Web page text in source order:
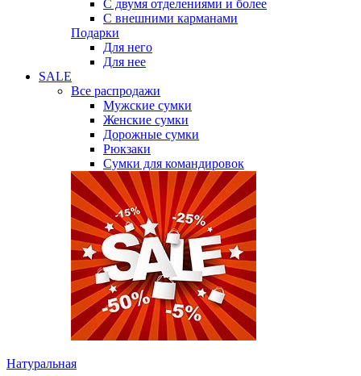
С двумя отделениями и более
С внешними карманами
Подарки
Для него
Для нее
SALE
Все распродажи
Мужские сумки
Женские сумки
Дорожные сумки
Рюкзаки
Сумки для командировок
Натуральная